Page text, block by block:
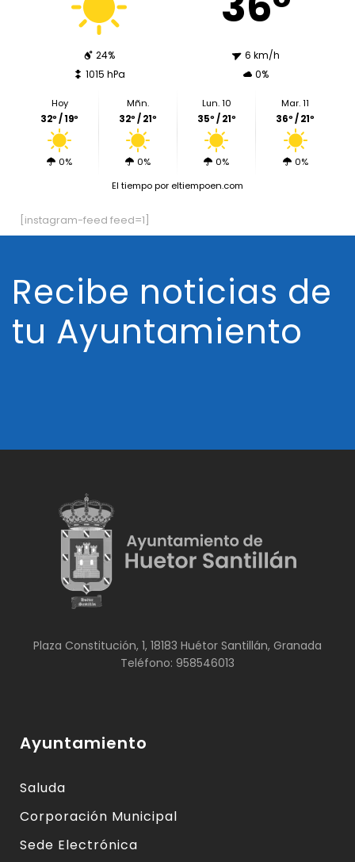
24%
6 km/h
1015 hPa
0%
Hoy
32º / 19º
0%
Mñn.
32º / 21º
0%
Lun. 10
35º / 21º
0%
Mar. 11
36º / 21º
0%
El tiempopor eltiempoen.com
[instagram-feed feed=1]
Recibe noticias de
tu Ayuntamiento
Plaza Constitución, 1, 18183 Huétor Santillán, Granada
Teléfono: 958546013
Ayuntamiento
Saluda
Corporación Municipal
Sede Electrónica